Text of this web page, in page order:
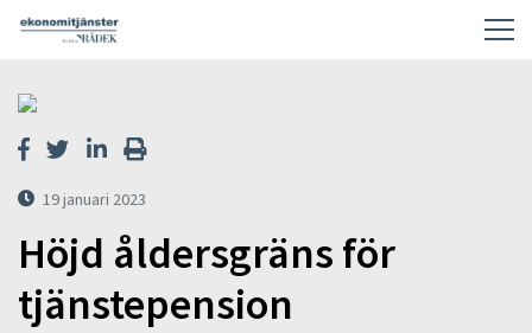
19 januari 2023
Höjd åldersgräns för
tjänstepension